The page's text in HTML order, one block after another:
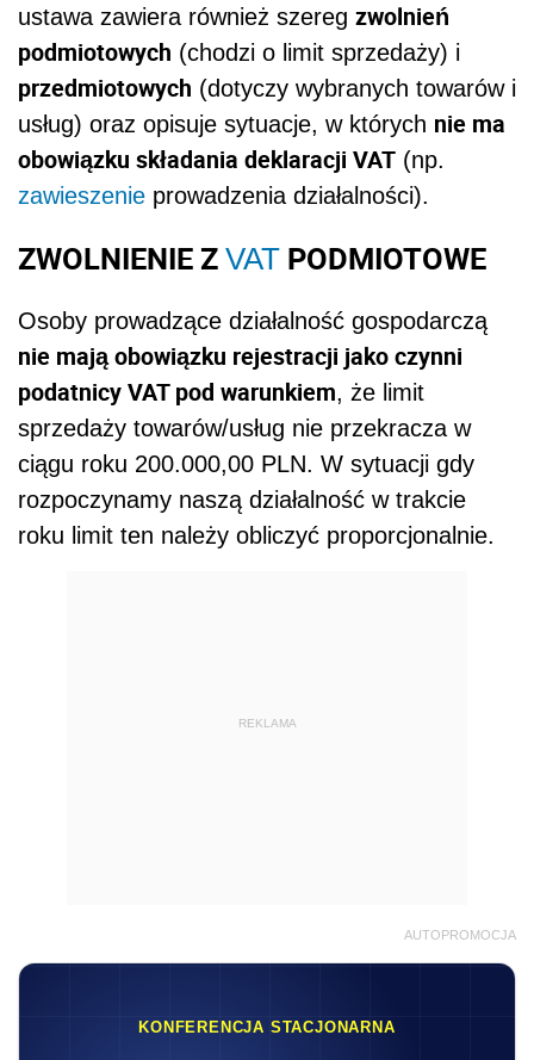
ustawa zawiera również szereg zwolnień
podmiotowych (chodzi o limit sprzedaży) i
przedmiotowych (dotyczy wybranych towarów i
usług) oraz opisuje sytuacje, w których nie ma
obowiązku składania deklaracji VAT (np.
zawieszenie prowadzenia działalności).
ZWOLNIENIE Z VAT PODMIOTOWE
Osoby prowadzące działalność gospodarczą
nie mają obowiązku rejestracji jako czynni
podatnicy VAT pod warunkiem, że limit
sprzedaży towarów/usług nie przekracza w
ciągu roku 200.000,00 PLN. W sytuacji gdy
rozpoczynamy naszą działalność w trakcie
roku limit ten należy obliczyć proporcjonalnie.
REKLAMA
AUTOPROMOCJA
KONFERENCJA STACJONARNA